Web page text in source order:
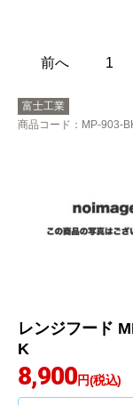
前へ 1
富士工業
商品コード ：MP-903-
レンジフード
K
8,900円(税込)